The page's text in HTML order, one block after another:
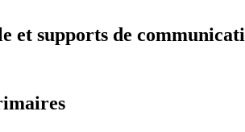
et supports de